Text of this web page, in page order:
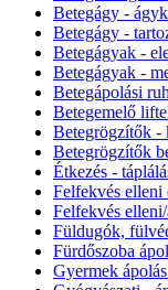
Betegágy -
Betegágy -
Betegágyak -
Betegágyak -
Betegápolási
Betegemelő
Betegrögzítők -
Betegrögzítők
Étkezés -
Felfekvés elleni
Felfekvés
Füldugók,
Fürdőszoba
Gyermek